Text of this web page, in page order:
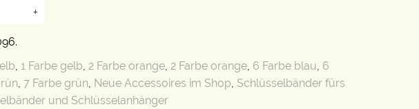
+
.
, 1 Farbe gelb, 2 Farbe orange, 2 Farbe orange, 6 Farbe blau, 6
, 7 Farbe grün, Neue Accessoires im Shop, Schlüsselbänder fürs
und Schlüsselanhänger